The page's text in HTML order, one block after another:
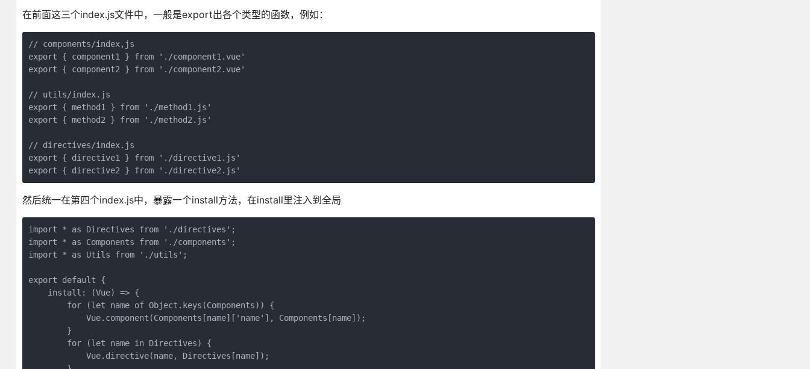
在前面这三个index.js文件中，一般是export出各个类型的函数，例如：
// components/index,js
export { component1 } from './component1.vue'
export { component2 } from './component2.vue'
// utils/index.js
export { method1 } from './method1.js'
export { method2 } from './method2.js'
// directives/index.js
export { directive1 } from './directive1.js'
然后统一在第四个index.js中，暴露一个install方法，在install里注入到全局
import * as Directives from './directives';
import * as Components from './components';
import * as Utils from './utils';
export default {
    install: (Vue) => {
        for (let name of Object.keys(Components)) {
            Vue.component(Components[name]['name'], Components[name]);
        }
        for (let name in Directives) {
            Vue.directive(name, Directives[name]);